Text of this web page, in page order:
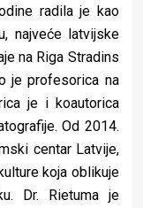
radila je kao
najveće latvijske
na Riga Stradins
je profesorica na
je i koautorica
Od 2014.
centar Latvije,
koja oblikuje
Dr. Rietuma je